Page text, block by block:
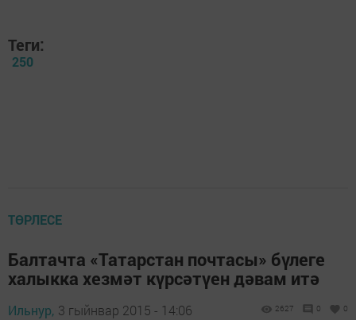
Теги:
250
ТӨРЛЕСЕ
Балтачта «Татарстан почтасы» бүлеге
халыкка хезмәт күрсәтүен дәвам итә
Ильнур, 3 гыйнвар 2015 - 14:06 2627 0 0